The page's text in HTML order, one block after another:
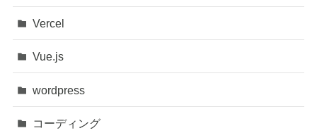
Vercel
Vue.js
wordpress
コーディング